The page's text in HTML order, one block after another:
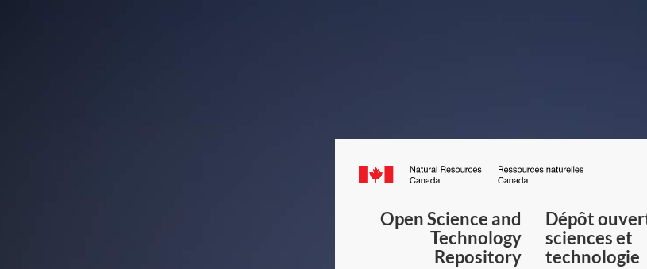
Canada.ca
du
Canada
Open Science and
Technology
Repository
Dépôt
sciences et
technologie